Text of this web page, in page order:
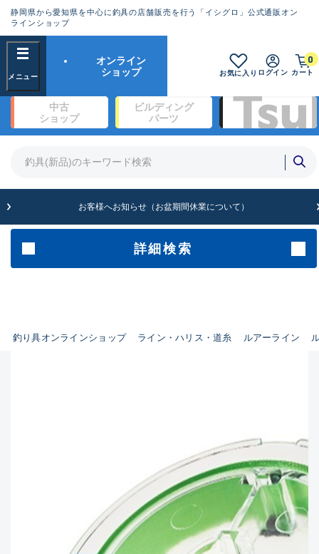
静岡県から愛知県を中心に釣具の店舗販売を行う「イシグロ」公式通販オン
ラインショップ
オンライン
ショップ
お気に入り ログイン カート
0
中古
ショップ
ビルディング
パーツ
お客様へお知らせ（お盆期間休業について）
詳細検索
釣り具オンラインショップ ライン・ハリス・道糸 ルアーライン
フリーワード
商品カテゴリ
リール・カスタムパーツ(342)
ライン・ハリス・道糸(761)
針・仕掛(319)
新商品(35)
この条件で検索する
ランクとは？
良
SA
新古品（メーカー問屋から仕入
れた未使用品）
※店頭展示時の置き傷が付いている
ものも含む
傷が極めて少ない極上品
使用感や傷のある一般的な中古
かなり使用感があり、全体的に
目立つ傷が多い品